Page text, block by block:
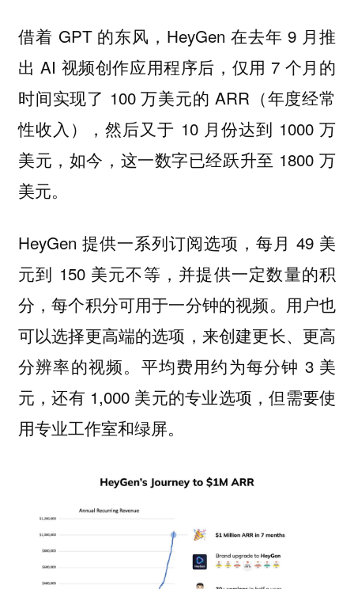
借着 GPT 的东风，HeyGen 在去年 9 月推
出 AI 视频创作应用程序后，仅用 7 个月的
时间实现了 100 万美元的 ARR（年度经常
性收入），然后又于 10 月份达到 1000 万
美元，如今，这一数字已经跃升至 1800 万
美元。
HeyGen 提供一系列订阅选项，每月 49 美
元到 150 美元不等，并提供一定数量的积
分，每个积分可用于一分钟的视频。用户也
可以选择更高端的选项，来创建更长、更高
分辨率的视频。平均费用约为每分钟 3 美
元，还有 1,000 美元的专业选项，但需要使
用专业工作室和绿屏。